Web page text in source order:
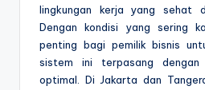
lingkungan kerja yang sehat
Dengan kondisi yang sering
penting bagi pemilik bisnis
sistem ini terpasang
optimal. Di Jakarta dan